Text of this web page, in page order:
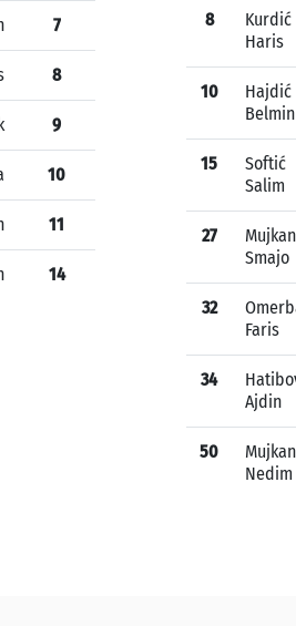
7
8
9
10
11
14
8
Kurdić
Haris
10
Hajdić
Belmin
15
Softić
Salim
27
Smajo
32
Faris
34
Ajdin
50
Nedim